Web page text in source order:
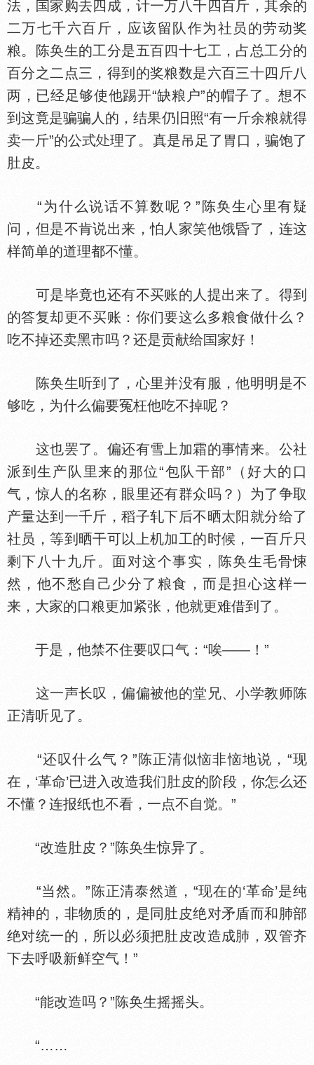
法，
家购去四成，计一万八千四百斤，其余的
二万七千六百斤，应该留队作为社员的劳动奖
粮。陈奂生的工分是五百四十七工，占总工分的
百分之二点三，得到的奖粮数是六百三十四斤八
两，已经足够使他踢开“缺粮户”的帽子了。想不
到这竟是骗骗人的，结果仍旧照“有一斤余粮就得
卖一斤”的公式
理了。真是吊足了胃口，骗饱了
肚皮。
“为什么说话不算数呢？”陈奂生心里有疑
问，但是不肯说出来，怕人家笑他饿昏了，连这
样简单的道理都不懂。
可是毕竟也还有不买账的人提出来了。得到
的答复却更不买账：你们要这么多粮食做什么？
吃不掉还卖黑市吗？还是贡献给
家好！
陈奂生听到了，心里并没有服，他明明是不
够吃，为什么偏要冤枉他吃不掉呢？
这也罢了。偏还有雪上加霜的事情来。公社
派到生产队里来的那位“包队干部”（好大的口
气，惊人的名称，眼里还有群众吗？）为了争取
产量达到一千斤，稻子轧下后不晒太阳就分给了
社员，等到晒干可以上机加工的时候，一百斤只
剩下八十九斤。面对这个事实，陈奂生毛骨悚
然，他不愁自己少分了粮食，而是担心这样一
来，大家的口粮更加紧张，他就更难借到了。
于是，他禁不住要叹口气：“唉——！”
这一声长叹，偏偏被他的堂兄、小学教师陈
正清听见了。
“还叹什么气？”陈正清似恼非恼地说，“现
在，‘革命’已进入改造我们肚皮的阶段，你怎么还
不懂？连报纸也不看，一点不自觉。”
“改造肚皮？”陈奂生惊异了。
“当然。”陈正清泰然道，“现在的‘革命’是纯
精神的，非物质的，是同肚皮绝对矛盾而和肺部
绝对统一的，所以必须把肚皮改造成肺，双管齐
下去呼吸新鲜空气！”
“能改造吗？”陈奂生摇摇头。
“……